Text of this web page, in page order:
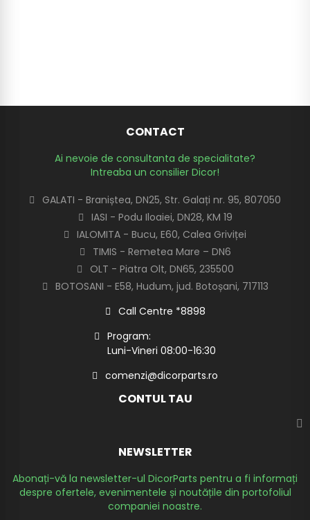
CONTACT
Ai nevoie de consultanta de specialitate?
Intreaba un consilier Dicor!
GALATI - Braniștea, DN25, Str. Galați nr. 95, 807050
IASI - Podu Iloaiei, DN28, KM 19
IALOMITA - Bucu, E60, Calea Griviței
TIMIS - Remetea Mare – DN6
OLT - Piatra Olt, DN65, 235500
BOTOSANI - E58, Hudum, jud. Botoșani, 717113
Call Centre *8898
Program:
Luni-Vineri 08:00-16:30
comenzi@dicorparts.ro
CONTUL TAU
NEWSLETTER
Abonați-vă la newsletter-ul DicorParts pentru a fi informați
despre ofertele, evenimentele și noutățile din portofoliul
companiei noastre.